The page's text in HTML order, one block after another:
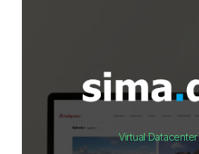
Virtual Datacenter